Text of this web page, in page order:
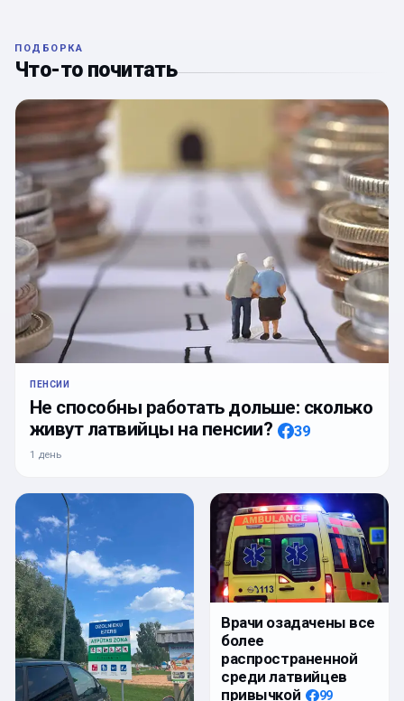
ПОДБОРКА
Что-то почитать
ПЕНСИИ
Не способны работать дольше: сколько
живут латвийцы на пенсии?
39
1 день
Врачи озадачены все
более
распространенной
среди латвийцев
привычкой
99